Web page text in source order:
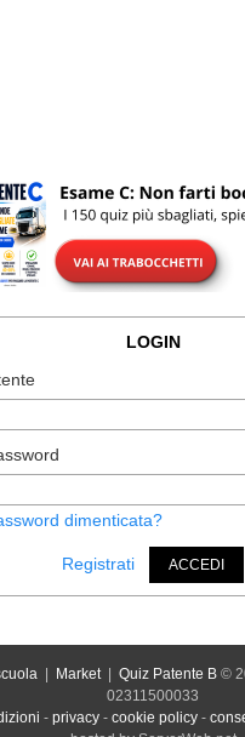
LOGIN
dimenticata?
Registrati ACCEDI
| Market| Quiz Patente B©
02311500033
- privacy - cookie policy -